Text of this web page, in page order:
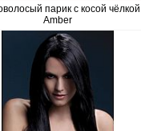
парик с косой чёлкой
Amber